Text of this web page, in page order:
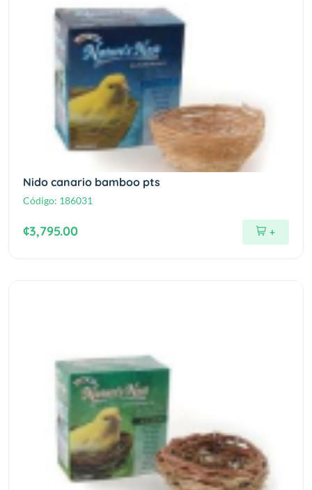
Nido canario bamboo pts
Código: 186031
¢3,795.00 +